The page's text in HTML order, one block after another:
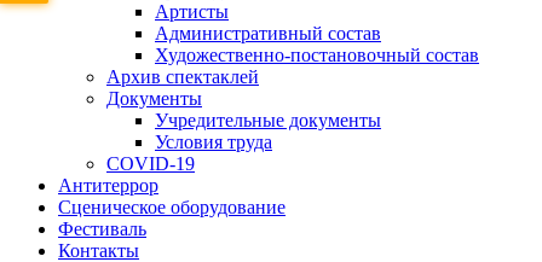
Артисты
Административный состав
Художественно-постановочный состав
Архив спектаклей
Документы
Учредительные документы
Условия труда
COVID-19
Антитеррор
Сценическое оборудование
Фестиваль
Контакты